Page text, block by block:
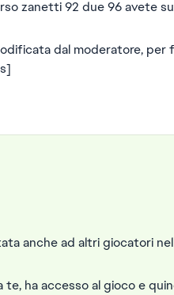
zanetti 92 due 96 avete
dal moderatore,
anche ad altri giocatori
te, ha accesso al gioco e